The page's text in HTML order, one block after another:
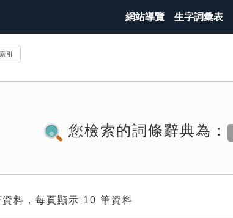
網站導覽 生字詞彙表
引
您檢索的詞條辭典為：
料，每頁顯示 10 筆資料